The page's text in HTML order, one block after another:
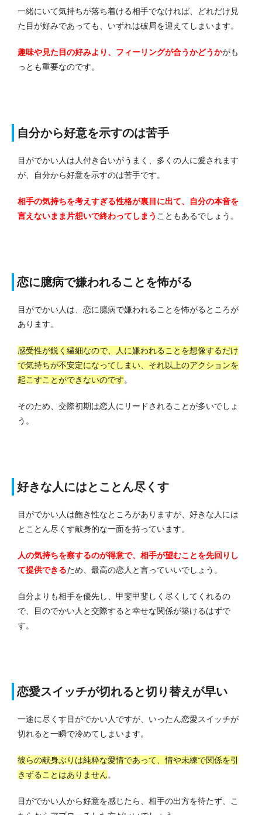
一緒にいて気持ちが落ち着ける相手でなければ、どれだけ見
た目が好みであっても、いずれは破局を迎えてしまいます。
趣味や見た目の好みより、フィーリングが合うかどうかがも
っとも重要なのです。
自分から好意を示すのは苦手
目がでかい人は人付き合いがうまく、多くの人に愛されます
が、自分から好意を示すのは苦手です。
相手の気持ちを考えすぎる性格が裏目に出て、自分の本音を
言えないまま片想いで終わってしまう こともあるでしょう。
恋に臆病で嫌われることを怖がる
目がでかい人は、恋に臆病で嫌われることを怖がるところが
あります。
感受性が鋭く繊細なので、人に嫌われることを想像するだけ
で気持ちが不安定になってしまい、それ以上のアクションを
起こすことができないのです。
そのため、交際初期は恋人にリードされることが多いでしょ
う。
好きな人にはとことん尽くす
目がでかい人は飽き性なところがありますが、好きな人には
とことん尽くす献身的な一面を持っています。
人の気持ちを察するのが得意で、相手が望むことを先回りし
て提供できるため、最高の恋人と言っていいでしょう。
自分よりも相手を優先し、甲斐甲斐しく尽くしてくれるの
で、目のでかい人と交際すると幸せな関係が築けるはずで
す。
恋愛スイッチが切れると切り替えが早い
一途に尽くす目がでかい人ですが、いったん恋愛スイッチが
切れると一瞬で冷めてしまいます。
彼らの献身ぶりは純粋な愛情であって、情や未練で関係を引
きずることはありません。
目がでかい人から好意を感じたら、相手の出方を待たず、こ